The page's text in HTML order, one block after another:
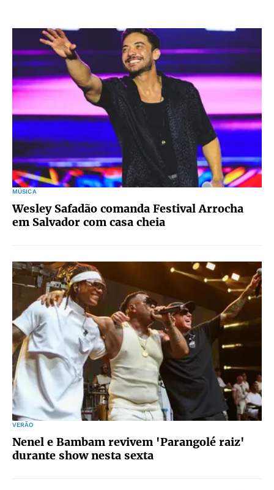
MÚSICA
Wesley Safadão comanda Festival Arrocha
em Salvador com casa cheia
VERÃO
Nenel e Bambam revivem 'Parangolé raiz'
durante show nesta sexta